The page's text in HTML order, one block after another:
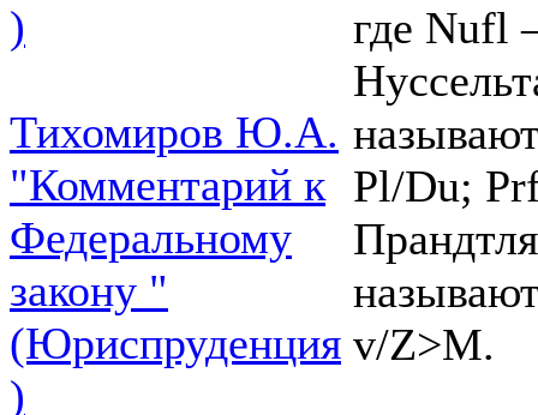
)
Тихомиров Ю.А.
"Комментарий к
Федеральному
закону "
(Юриспруденция
)
где Nufl
Pl/Du;
v/Z>M.